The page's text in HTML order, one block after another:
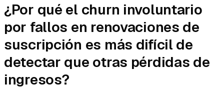
¿Por qué el churn involuntario
por fallos en renovaciones de
suscripción es más difícil de
detectar que otras pérdidas de
ingresos?